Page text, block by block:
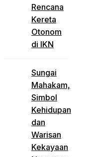
Rencana
Kereta
Otonom
di IKN
Sungai
Mahakam,
Simbol
Kehidupan
dan
Warisan
Kekayaan